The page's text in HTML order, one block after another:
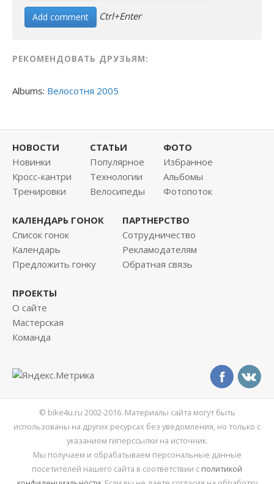
Ctrl+Enter
РЕКОМЕНДОВАТЬ ДРУЗЬЯМ:
Albums: Велосотня 2005
НОВОСТИ
Новинки
Кросс-кантри
Тренировки
СТАТЬИ
Популярное
Технологии
Велосипеды
ФОТО
Избранное
Альбомы
Фотопоток
КАЛЕНДАРЬ ГОНОК
Список гонок
Календарь
Предложить гонку
ПАРТНЕРСТВО
Сотрудничество
Рекламодателям
Обратная связь
ПРОЕКТЫ
О сайте
Мастерская
Команда
© bike4u.ru 2002-2016. Материалы сайта могут быть
использованы на других ресурсах без уведомления, но только с
указанием гиперссылки на источник.
Мы получаем и обрабатываем персональные данные
посетителей нашего сайта в соответствии с политикой